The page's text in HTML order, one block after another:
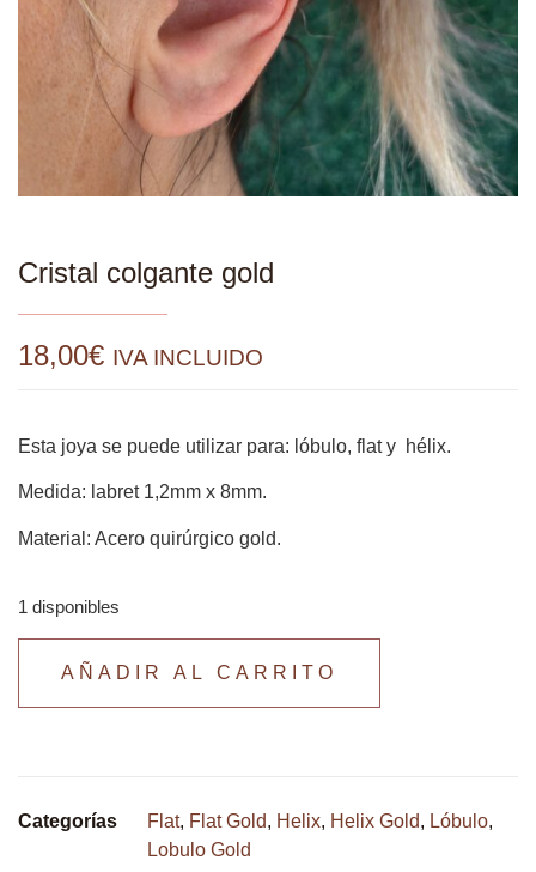
Cristal colgante gold
18,00€ IVA INCLUIDO
Esta joya se puede utilizar para: lóbulo, flat y hélix.
Medida: labret 1,2mm x 8mm.
Material: Acero quirúrgico gold.
1 disponibles
AÑADIR AL CARRITO
Categorías Flat, Flat Gold, Helix, Helix Gold, Lóbulo,
Lobulo Gold